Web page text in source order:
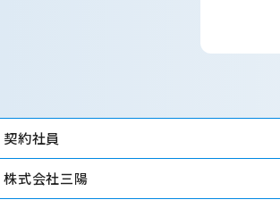
契約社員
株式会社三陽